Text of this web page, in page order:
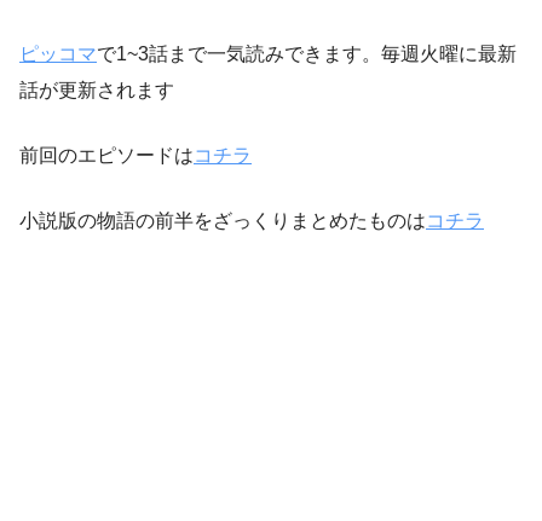
ピッコマで1~3話まで一気読みできます。毎週火曜に最新
話が更新されます
前回のエピソードはコチラ
小説版の物語の前半をざっくりまとめたものはコチラ